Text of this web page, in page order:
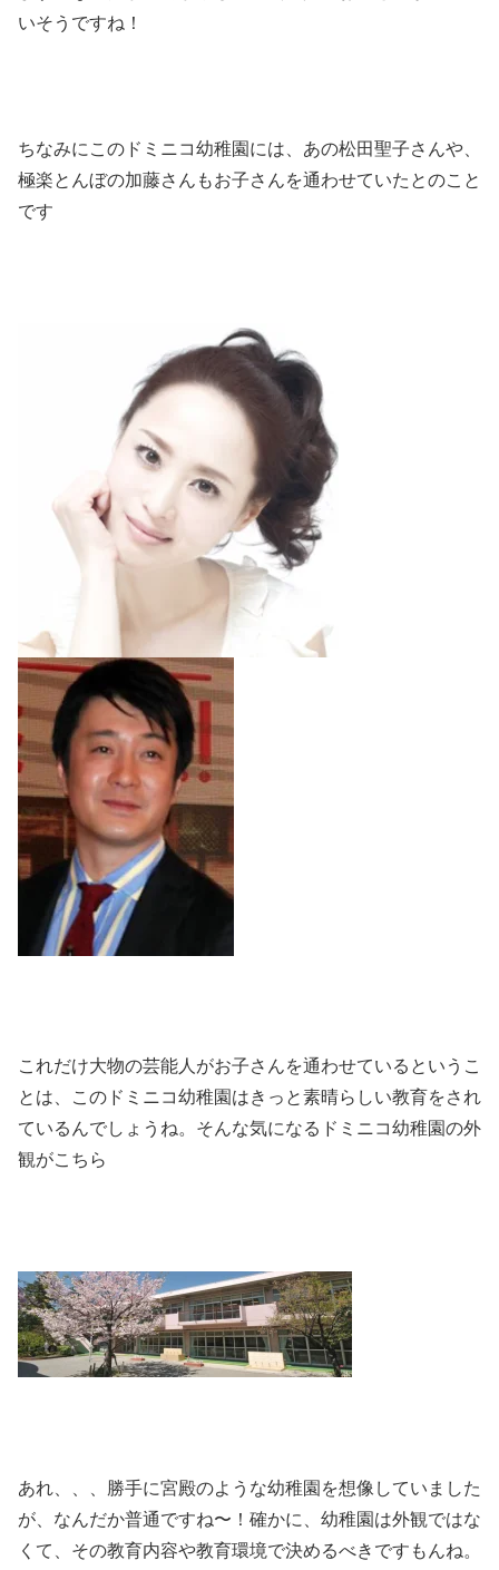
いそうですね！
ちなみにこのドミニコ幼稚園には、あの松田聖子さんや、
極楽とんぼの加藤さんもお子さんを通わせていたとのこと
です
これだけ大物の芸能人がお子さんを通わせているというこ
とは、このドミニコ幼稚園はきっと素晴らしい教育をされ
ているんでしょうね。そんな気になるドミニコ幼稚園の外
観がこちら
あれ、、、勝手に宮殿のような幼稚園を想像していました
が、なんだか普通ですね〜！確かに、幼稚園は外観ではな
くて、その教育内容や教育環境で決めるべきですもんね。